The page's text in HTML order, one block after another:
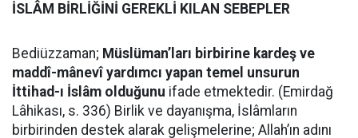
İSLÂM BİRLİĞİNİ GEREKLİ KILAN SEBEPLER
Bediüzzaman; Müslüman’ları birbirine kardeş ve
maddî-mânevî yardımcı yapan temel unsurun
İttihad-ı İslâm olduğunu ifade etmektedir. (Emirdağ
Lâhikası, s. 336) Birlik ve dayanışma, İslâmların
birbirinden destek alarak gelişmelerine; Allah’ın adını